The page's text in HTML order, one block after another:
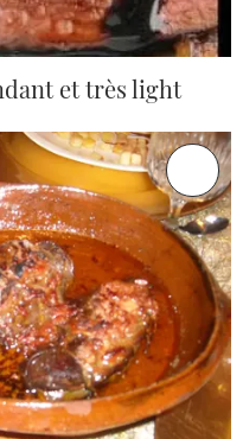
et très light